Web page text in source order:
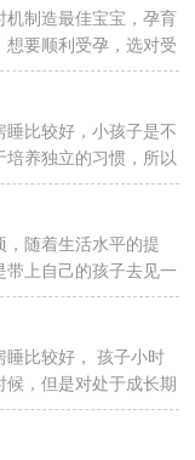
2024-05-28
制造最佳宝宝，孕育
要顺利受孕，选对受
抓住4...
2024-05-28
比较好，小孩子是不
养独立的习惯，所以
下面是一...
2024-05-28
，随着生活水平的提
带上自己的孩子去见一
来看儿童...
2024-05-28
睡比较好， 孩子小时
，但是对处于成长期
于其身...